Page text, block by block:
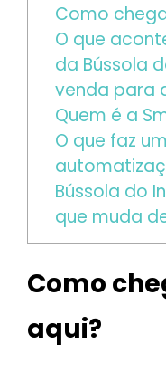
Como
O que
da Bússola
venda para
Quem é a
O que faz
Bússola do
que muda
Como
aqui?